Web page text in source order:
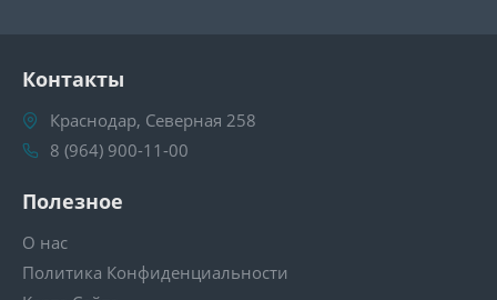
Контакты
Краснодар, Северная 258
8 (964) 900-11-00
Полезное
О нас
Политика Конфиденциальности